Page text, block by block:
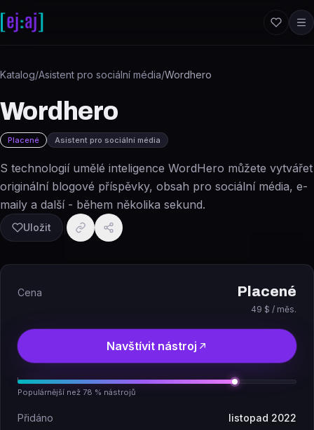
Katalog/Asistent pro sociální média/Wordhero
Wordhero
Placené Asistent pro sociální média
S technologií umělé inteligence WordHero můžete vytvářet
originální blogové příspěvky, obsah pro sociální média, e-
maily a další - během několika sekund.
Uložit
Cena Placené
49 $ / měs.
Navštívit nástroj
Populárnější než 78 % nástrojů
Přidáno listopad 2022